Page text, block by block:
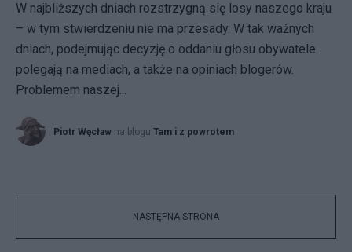
W najbliższych dniach rozstrzygną się losy naszego kraju
– w tym stwierdzeniu nie ma przesady. W tak ważnych
dniach, podejmując decyzję o oddaniu głosu obywatele
polegają na mediach, a także na opiniach blogerów.
Problemem naszej...
Piotr Węcław na blogu Tam i z powrotem
NASTĘPNA STRONA